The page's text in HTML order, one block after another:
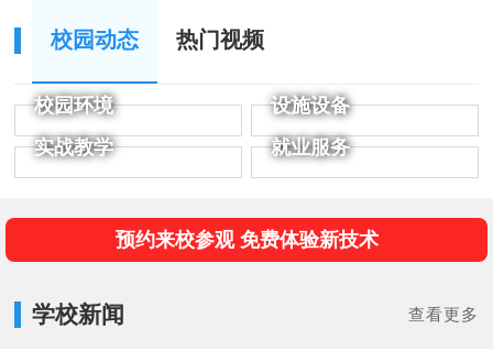
校园动态 热门视频
校园环境
设施设备
实战教学
就业服务
预约来校参观 免费体验新技术
学校新闻 查看更多